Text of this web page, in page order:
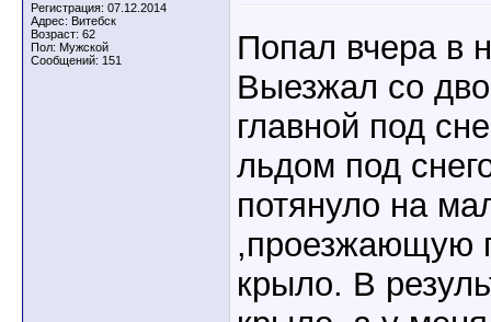
Регистрация: 07.12.2014
Адрес: Витебск
Возраст: 62
Пол: Мужской
Сообщений: 151
Попал вчера в
Выезжал со
главной под
льдом под
потянуло на
,проезжающую
крыло. В